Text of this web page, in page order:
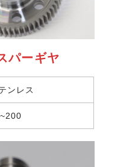
パーギヤ
ンレス